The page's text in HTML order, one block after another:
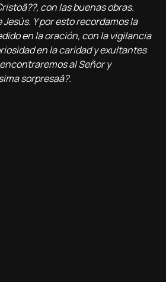
con las buenas obras.
Y por esto recordamos la
en la oración, con la vigilancia
en la caridad y exultantes
al Señor y
sorpresaâ?.